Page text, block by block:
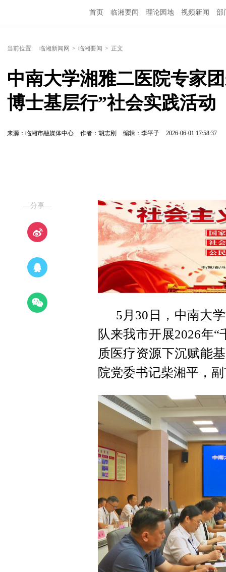
首页 临湘要闻 理论园地 视频新闻 部
当前位置: 临湘新闻网 > 临湘要闻 > 正文
中南大学湘雅二医院专家
博士基层行”社会实践活动
来源：临湘市融媒体中心 作者：胡志刚 编辑：李平子 2026-06-01 17:58:37
—分享—
5月30日，中南大
队来我市开展2026年
质医疗资源下沉赋能
院党委书记柴湘平，